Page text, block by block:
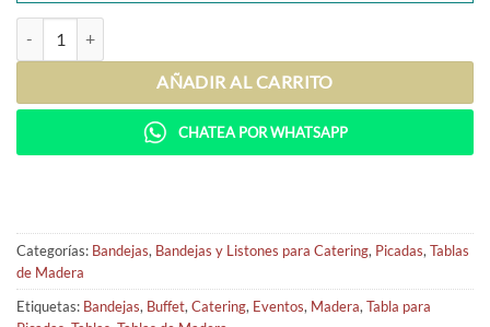
AÑADIR AL CARRITO
CHATEA POR WHATSAPP
Categorías: Bandejas, Bandejas y Listones para Catering, Picadas, Tablas
de Madera
Etiquetas: Bandejas, Buffet, Catering, Eventos, Madera, Tabla para